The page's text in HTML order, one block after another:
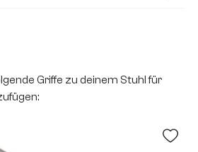
Griffe zu deinem Stuhl für